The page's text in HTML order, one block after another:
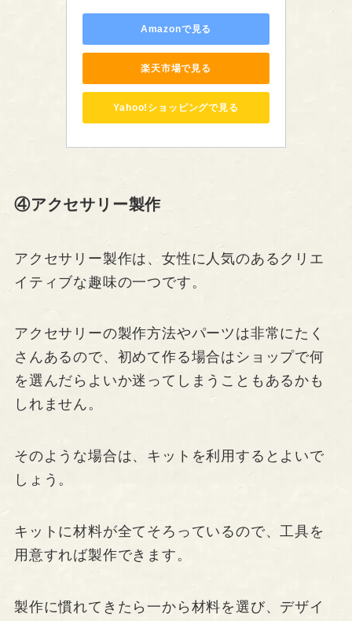
Amazonで見る
楽天市場で見る
Yahoo!ショッピングで見る
④アクセサリー製作
アクセサリー製作は、女性に人気のあるクリエ
イティブな趣味の一つです。
アクセサリーの製作方法やパーツは非常にたく
さんあるので、初めて作る場合はショップで何
を選んだらよいか迷ってしまうこともあるかも
しれません。
そのような場合は、キットを利用するとよいで
しょう。
キットに材料が全てそろっているので、工具を
用意すれば製作できます。
製作に慣れてきたら一から材料を選び、デザイ